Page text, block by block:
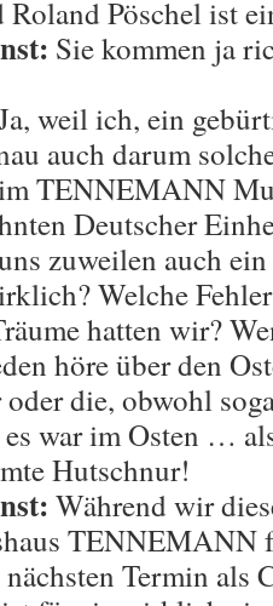
Roland Pöschel ist
Sie kommen ja
weil ich, ein
auch darum
TENNEMANN
Deutscher
zuweilen auch
Welche
hatten wir?
höre über den
die, obwohl
war im Osten …
Hutschnur!
Während wir
TENNEMANN
Termin als